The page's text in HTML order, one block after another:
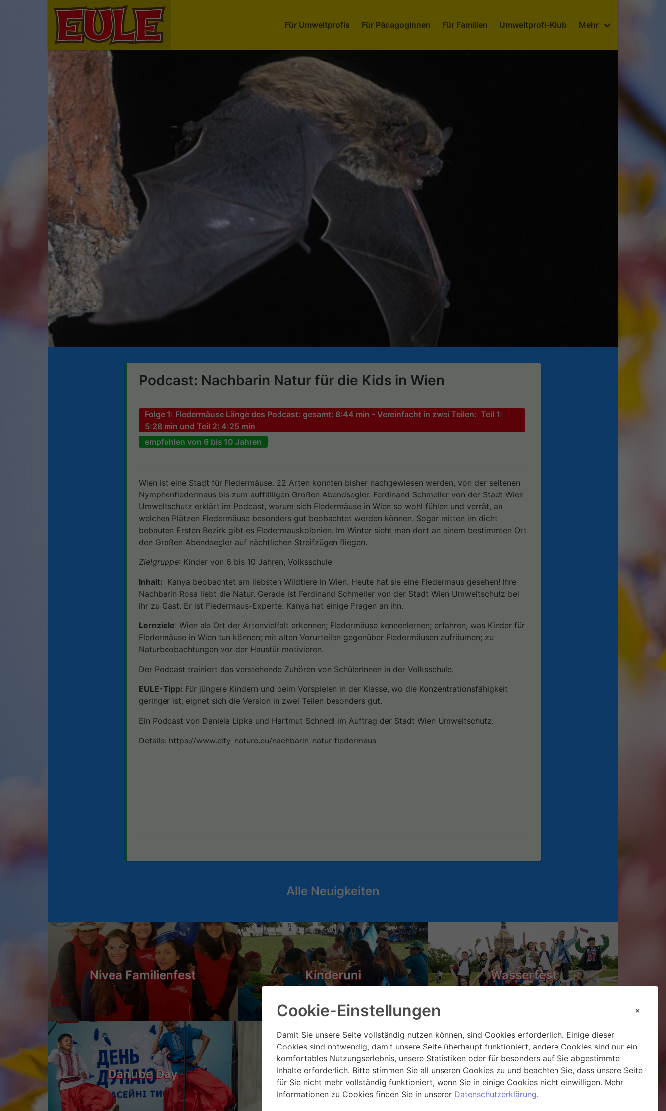
Cookie-Einstellungen
Damit Sie unsere Seite vollständig nutzen können, sind Cookies erforderlich. Einige dieser
Cookies sind notwendig, damit unsere Seite überhaupt funktioniert, andere Cookies sind nur ein
komfortables Nutzungserlebnis, unsere Statistiken oder für besonders auf Sie abgestimmte
Inhalte erforderlich. Bitte stimmen Sie all unseren Cookies zu und beachten Sie, dass unsere Seite
für Sie nicht mehr vollständig funktioniert, wenn Sie in einige Cookies nicht einwilligen. Mehr
Informationen zu Cookies finden Sie in unserer Datenschutzerklärung.
Für Umweltprofis Für PädagogInnen Für Familien Umweltprofi-Klub Mehr
Podcast: Nachbarin Natur für die Kids in Wien
Folge 1: Fledermäuse Länge des Podcast: gesamt: 8:44 min - Vereinfacht in zwei Teilen: Teil 1:
5:28 min und Teil 2: 4:25 min
empfohlen von 6 bis 10 Jahren
Wien ist eine Stadt für Fledermäuse. 22 Arten konnten bisher nachgewiesen werden, von der seltenen
Nymphenfledermaus bis zum auffälligen Großen Abendsegler. Ferdinand Schmeller von der Stadt Wien
Umweltschutz erklärt im Podcast, warum sich Fledermäuse in Wien so wohl fühlen und verrät, an
welchen Plätzen Fledermäuse besonders gut beobachtet werden können. Sogar mitten im dicht
bebauten Ersten Bezirk gibt es Fledermauskolonien. Im Winter sieht man dort an einem bestimmten Ort
den Großen Abendsegler auf nächtlichen Streifzügen fliegen.
Zielgruppe: Kinder von 6 bis 10 Jahren, Volksschule
Inhalt: Kanya beobachtet am liebsten Wildtiere in Wien. Heute hat sie eine Fledermaus gesehen! Ihre
Nachbarin Rosa liebt die Natur. Gerade ist Ferdinand Schmeller von der Stadt Wien Umweltschutz bei
ihr zu Gast. Er ist Fledermaus-Experte. Kanya hat einige Fragen an ihn.
Lernziele: Wien als Ort der Artenvielfalt erkennen; Fledermäuse kennenlernen; erfahren, was Kinder für
Fledermäuse in Wien tun können; mit alten Vorurteilen gegenüber Fledermäusen aufräumen; zu
Naturbeobachtungen vor der Haustür motivieren.
Der Podcast trainiert das verstehende Zuhören von SchülerInnen in der Volksschule.
EULE-Tipp: Für jüngere Kindern und beim Vorspielen in der Klasse, wo die Konzentrationsfähigkeit
geringer ist, eignet sich die Version in zwei Teilen besonders gut.
Ein Podcast von Daniela Lipka und Hartmut Schnedl im Auftrag der Stadt Wien Umweltschutz.
Details: https://www.city-nature.eu/nachbarin-natur-fledermaus
Alle Neuigkeiten
Nivea Familienfest Kinderuni Wasserfest
Danube Day Landgut Wien Cobenzl Weihnachtsmarkt Hirschstetten